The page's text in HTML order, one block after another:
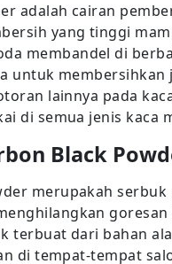
adalah cairan
yang tinggi
membandel di
untuk membersihkan
lainnya pada
di semua jenis kaca
Black
merupakah
goresan
terbuat dari bahan
di tempat-tempat